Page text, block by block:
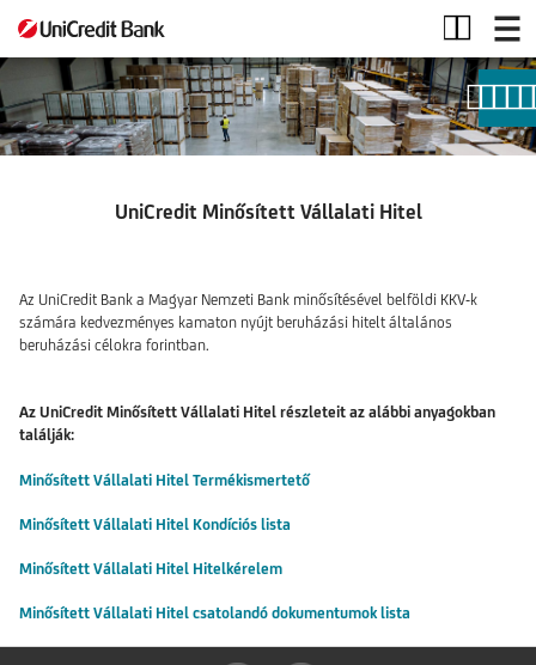
UniCredit
Minősített
Vállalati
Hitel
UniCredit Minősített Vállalati Hitel
Az UniCredit Bank a Magyar Nemzeti Bank minősítésével belföldi KKV-k
számára kedvezményes kamaton nyújt beruházási hitelt általános
beruházási célokra forintban.
Az UniCredit Minősített Vállalati Hitel részleteit az alábbi anyagokban
találják:
Minősített Vállalati Hitel Termékismertető
Minősített Vállalati Hitel Kondíciós lista
Minősített Vállalati Hitel Hitelkérelem
Minősített Vállalati Hitel csatolandó dokumentumok lista